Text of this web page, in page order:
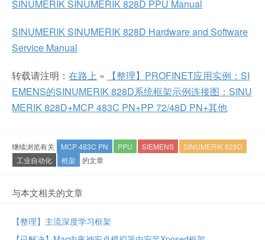
SINUMERIK SINUMERIK 828D PPU Manual
SINUMERIK SINUMERIK 828D Hardware and Software
Service Manual
转载请注明： 在路上 »
【整理】PROFINET应用实例：SI
EMENS的SINUMERIK 828D系统框架示例连接图：SINU
MERIK 828D+MCP 483C PN+PP 72/48D PN+其他
继续浏览有关 MCP 483C PN PPU SIEMENS
SINUMERIK 828D
工业自动化
框架 的文章
与本文相关的文章
【整理】主流深度学习框架